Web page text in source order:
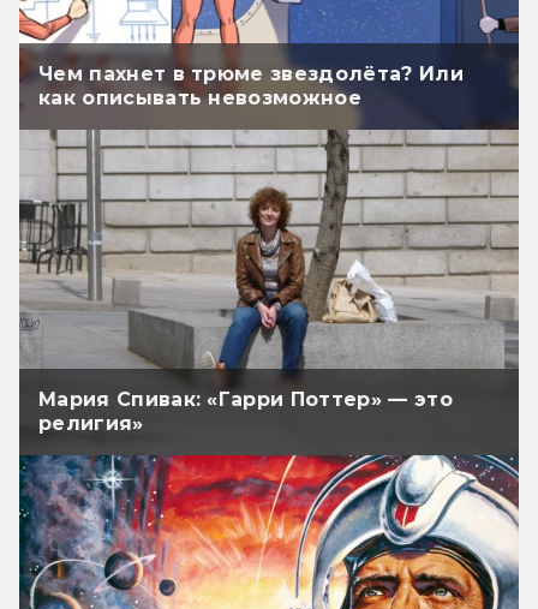
Чем пахнет в трюме звездолёта? Или
как описывать невозможное
Мария Спивак: «Гарри Поттер» — это
религия»